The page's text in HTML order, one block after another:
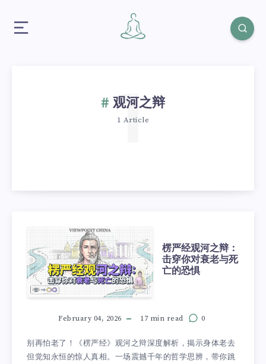
观河之辩
1 Article
1
楞严经观河之辩：
击穿你对衰老与死
亡的恐惧
February 04, 2026 17 min read 0
别再怕老了！《楞严经》观河之辩深度解析，揭示身体老去
但觉知永恒的惊人真相。一场震撼千年的哲学思辨，带你跳